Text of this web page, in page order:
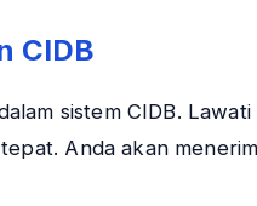
CIDB
sistem CIDB.
Anda akan